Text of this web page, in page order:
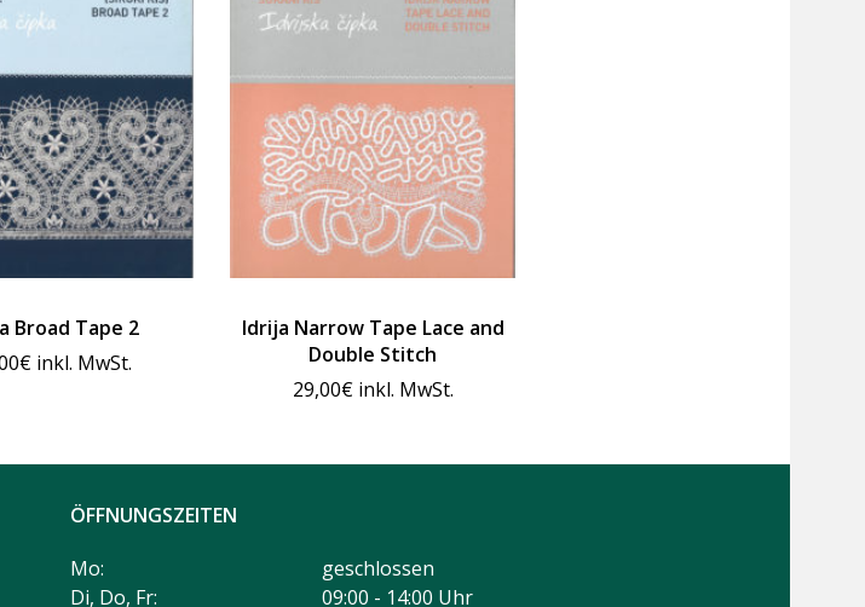
Broad Tape 2
€ inkl. MwSt.
Idrija Narrow Tape Lace and
Double Stitch
29,00€ inkl. MwSt.
ÖFFNUNGSZEITEN
Mo:
geschlossen
Di, Do, Fr:
09:00 - 14:00 Uhr